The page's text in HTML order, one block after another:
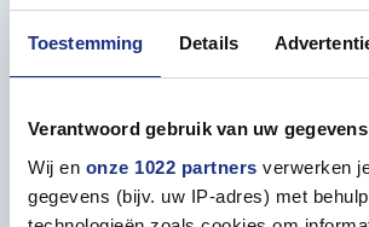
Toestemming Details
Verantwoord gebruik van uw gegevens
Wij en onze 1022 partners verwerken
gegevens (bijv. uw IP-adres) met
Properties
Contents